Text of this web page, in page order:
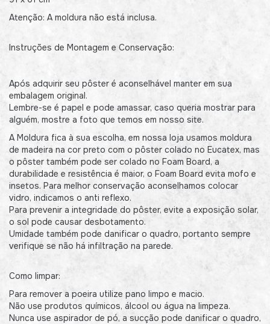
Atenção: A moldura não está inclusa.
Instruções de Montagem e Conservação:
Após adquirir seu pôster é aconselhável manter em sua
embalagem original.
Lembre-se é papel e pode amassar, caso queria mostrar para
alguém, mostre a foto que temos em nosso site.
A Moldura fica à sua escolha, em nossa loja usamos moldura
de madeira na cor preto com o pôster colado no Eucatex, mas
o pôster também pode ser colado no Foam Board, a
durabilidade e resistência é maior, o Foam Board evita mofo e
insetos. Para melhor conservação aconselhamos colocar
vidro, indicamos o anti reflexo.
Para prevenir a integridade do pôster, evite a exposição solar,
o sol pode causar desbotamento.
Umidade também pode danificar o quadro, portanto sempre
verifique se não há infiltração na parede.
Como limpar:
Para remover a poeira utilize pano limpo e macio.
Não use produtos químicos, álcool ou água na limpeza.
Nunca use aspirador de pó, a sucção pode danificar o quadro,